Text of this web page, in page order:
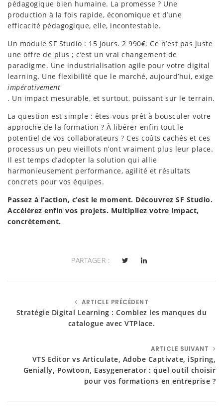
pédagogique bien humaine. La promesse ? Une
production à la fois rapide, économique et d’une
efficacité pédagogique, elle, incontestable.
Un module SF Studio : 15 jours. 2 990€. Ce n’est pas juste
une offre de plus ; c’est un vrai changement de
paradigme. Une industrialisation agile pour votre digital
learning. Une flexibilité que le marché, aujourd’hui, exige
impérativement
. Un impact mesurable, et surtout, puissant sur le terrain.
La question est simple : êtes-vous prêt à bousculer votre
approche de la formation ? À libérer enfin tout le
potentiel de vos collaborateurs ? Ces coûts cachés et ces
processus un peu vieillots n’ont vraiment plus leur place.
Il est temps d’adopter la solution qui allie
harmonieusement performance, agilité et résultats
concrets pour vos équipes.
Passez à l’action, c’est le moment. Découvrez SF Studio.
Accélérez enfin vos projets. Multipliez votre impact,
concrètement.
PARTAGER :
ARTICLE PRÉCÉDENT
Stratégie Digital Learning : Comblez les manques du
catalogue avec VTPlace.
ARTICLE SUIVANT
VTS Editor vs Articulate, Adobe Captivate, iSpring,
Genially, Powtoon, Easygenerator : quel outil choisir
pour vos formations en entreprise ?